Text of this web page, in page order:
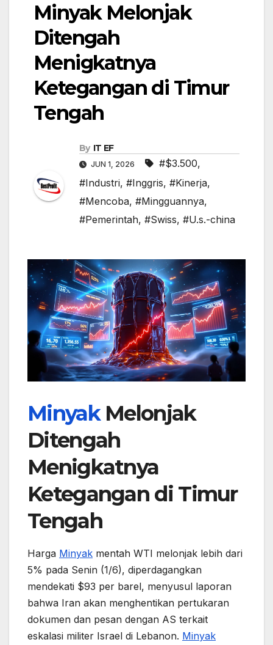
Minyak Melonjak
Ditengah
Menigkatnya
Ketegangan di Timur
Tengah
By IT EF
JUN 1, 2026 #$3.500,
#Industri, #Inggris, #Kinerja,
#Mencoba, #Mingguannya,
#Pemerintah, #Swiss, #U.s.-china
MinyakMelonjak
Ditengah
Menigkatnya
Ketegangan di Timur
Tengah
Harga Minyak mentah WTI melonjak lebih dari
5% pada Senin (1/6), diperdagangkan
mendekati $93 per barel, menyusul laporan
bahwa Iran akan menghentikan pertukaran
dokumen dan pesan dengan AS terkait
eskalasi militer Israel di Lebanon. Minyak